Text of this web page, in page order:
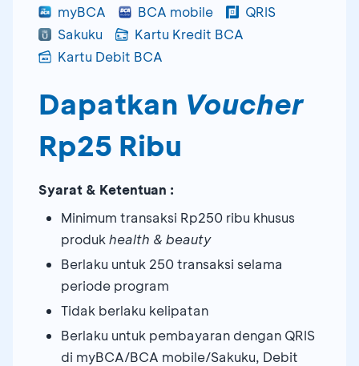
myBCA BCA mobile
QRIS
Sakuku
Kartu Kredit BCA
Kartu Debit BCA
Dapatkan Voucher
Rp25 Ribu
Syarat & Ketentuan :
Minimum transaksi Rp250 ribu khusus
produk health & beauty
Berlaku untuk 250 transaksi selama
periode program
Tidak berlaku kelipatan
Berlaku untuk pembayaran dengan QRIS
di myBCA/BCA mobile/Sakuku, Debit